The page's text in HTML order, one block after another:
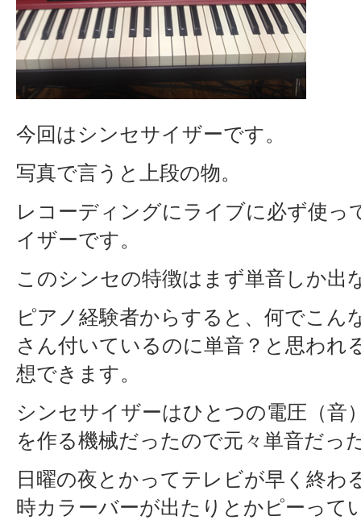
今回はシンセサイザーです。
写真で言うと上段の物。
レコーディングにライブに必ず使っ
イザーです。
このシンセの特徴はまず単音しか出
ピアノ経験者からすると、何でこん
さん付いているのに単音？と思われ
想できます。
シンセサイザーはひとつの電圧（音
を作る機械だったので元々単音だっ
日曜の夜とかってテレビが早く終わ
時カラーバーが出たりとかピーって